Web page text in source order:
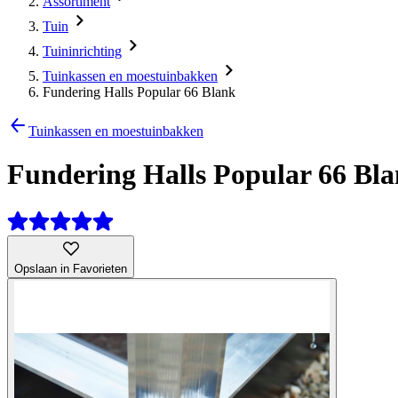
Tuin
Tuininrichting
Tuinkassen en moestuinbakken
Fundering Halls Popular 66 Blank
Tuinkassen en moestuinbakken
Fundering Halls Popular 66
Opslaan in Favorieten